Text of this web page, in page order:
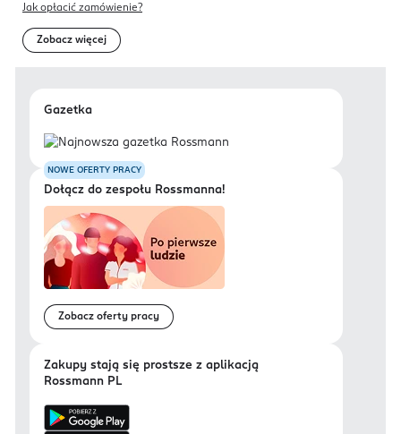
Jak opłacić zamówienie?
Zobacz więcej
Gazetka
NOWE OFERTY PRACY
Dołącz do zespołu Rossmanna!
Zobacz oferty pracy
Zakupy stają się prostsze z aplikacją
Rossmann PL